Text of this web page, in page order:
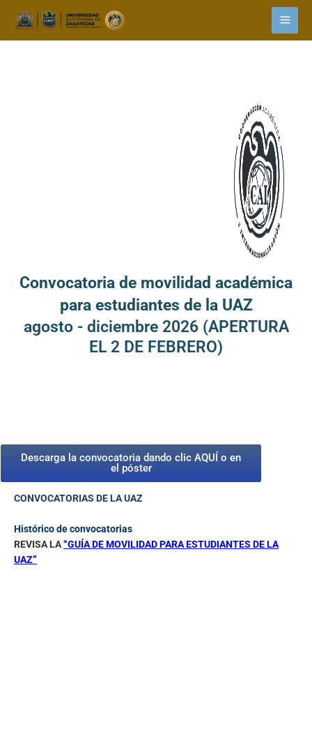
Convocatoria de movilidad académica
para estudiantes de la UAZ
agosto - diciembre 2026 (APERTURA
EL 2 DE FEBRERO)
Descarga la convocatoria dando clic AQUÍ o en
el póster
CONVOCATORIAS DE LA UAZ
Histórico de convocatorias
REVISA LA“GUÍA DE MOVILIDAD PARA ESTUDIANTES DE LA
UAZ”